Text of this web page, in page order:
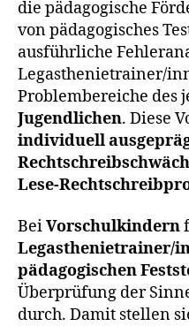
die pädagogische
von pädagogisches
ausführliche
Legasthenietrainer/
Problembereiche des
Jugendlichen. Diese
individuell
Lese-
BeiVorschulkindern
Legasthenietrainer/
pädagogischen
Überprüfung der
durch. Damit stellen